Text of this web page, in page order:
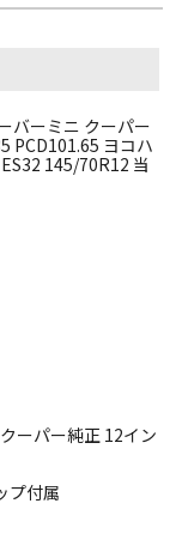
バーミニ クーパー
PCD101.65 ヨコハ
145/70R12 当
ーパー純正 12イン
プ付属